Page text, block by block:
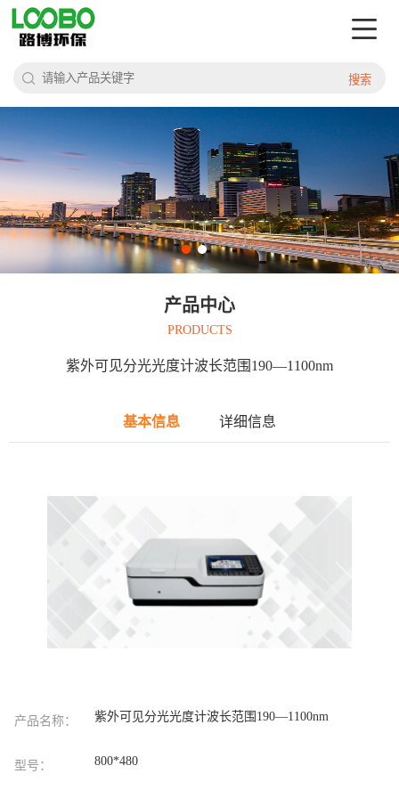
搜索
产品中心
PRODUCTS
紫外可见分光光度计波长范围190—1100nm
基本信息 详细信息
产品名称： 紫外可见分光光度计波长范围190—1100nm
型号： 800*480